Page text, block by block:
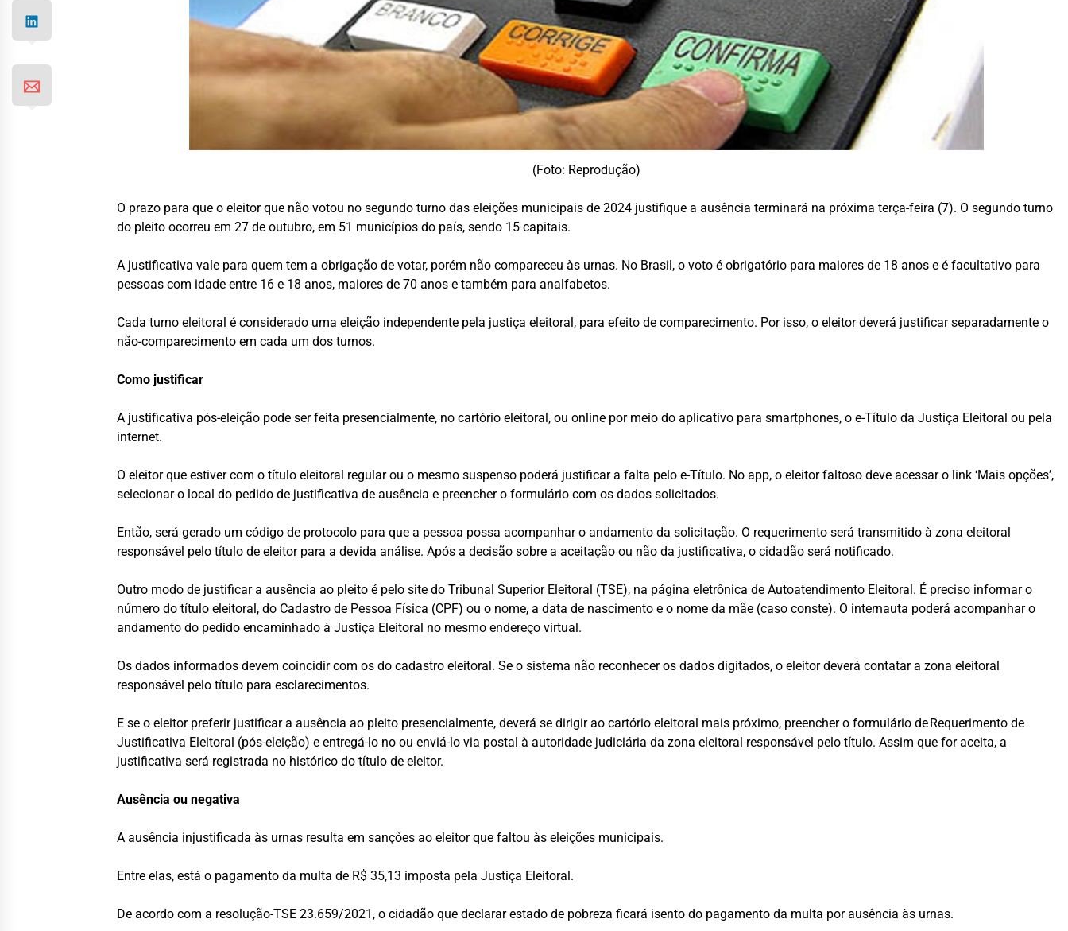
(Foto: Reprodução)
O prazo para que o eleitor que não votou no segundo turno das eleições municipais de 2024 justifique a ausência terminará na próxima terça-feira (7). O segundo turno
do pleito ocorreu em 27 de outubro, em 51 municípios do país, sendo 15 capitais.
A justificativa vale para quem tem a obrigação de votar, porém não compareceu às urnas. No Brasil, o voto é obrigatório para maiores de 18 anos e é facultativo para
pessoas com idade entre 16 e 18 anos, maiores de 70 anos e também para analfabetos.
Cada turno eleitoral é considerado uma eleição independente pela justiça eleitoral, para efeito de comparecimento. Por isso, o eleitor deverá justificar separadamente o
não-comparecimento em cada um dos turnos.
Como justificar
A justificativa pós-eleição pode ser feita presencialmente, no cartório eleitoral, ou online por meio do aplicativo para smartphones, o e-Título da Justiça Eleitoral ou pela
internet.
O eleitor que estiver com o título eleitoral regular ou o mesmo suspenso poderá justificar a falta pelo e-Título. No app, o eleitor faltoso deve acessar o link ‘Mais opções’,
selecionar o local do pedido de justificativa de ausência e preencher o formulário com os dados solicitados.
Então, será gerado um código de protocolo para que a pessoa possa acompanhar o andamento da solicitação. O requerimento será transmitido à zona eleitoral
responsável pelo título de eleitor para a devida análise. Após a decisão sobre a aceitação ou não da justificativa, o cidadão será notificado.
Outro modo de justificar a ausência ao pleito é pelo site do Tribunal Superior Eleitoral (TSE), na página eletrônica de Autoatendimento Eleitoral. É preciso informar o
número do título eleitoral, do Cadastro de Pessoa Física (CPF) ou o nome, a data de nascimento e o nome da mãe (caso conste). O internauta poderá acompanhar o
andamento do pedido encaminhado à Justiça Eleitoral no mesmo endereço virtual.
Os dados informados devem coincidir com os do cadastro eleitoral. Se o sistema não reconhecer os dados digitados, o eleitor deverá contatar a zona eleitoral
responsável pelo título para esclarecimentos.
E se o eleitor preferir justificar a ausência ao pleito presencialmente, deverá se dirigir ao cartório eleitoral mais próximo, preencher o formulário de Requerimento de
Justificativa Eleitoral (pós-eleição) e entregá-lo no ou enviá-lo via postal à autoridade judiciária da zona eleitoral responsável pelo título. Assim que for aceita, a
justificativa será registrada no histórico do título de eleitor.
Ausência ou negativa
A ausência injustificada às urnas resulta em sanções ao eleitor que faltou às eleições municipais.
Entre elas, está o pagamento da multa de R$ 35,13 imposta pela Justiça Eleitoral.
De acordo com a resolução-TSE 23.659/2021, o cidadão que declarar estado de pobreza ficará isento do pagamento da multa por ausência às urnas.